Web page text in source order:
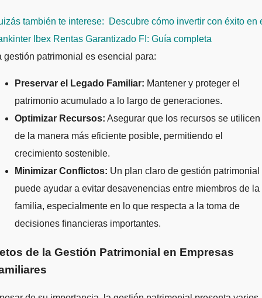
también te interese:
Descubre cómo invertir con éxito en
Ibex Rentas Garantizado FI: Guía completa
gestión patrimonial es esencial para:
Preservar el Legado Familiar: Mantener y proteger el
patrimonio acumulado a lo largo de generaciones.
Optimizar Recursos: Asegurar que los recursos se utilicen
de la manera más eficiente posible, permitiendo el
crecimiento sostenible.
Minimizar Conflictos: Un plan claro de gestión patrimonial
puede ayudar a evitar desavenencias entre miembros de la
familia, especialmente en lo que respecta a la toma de
decisiones financieras importantes.
de la Gestión Patrimonial en Empresas